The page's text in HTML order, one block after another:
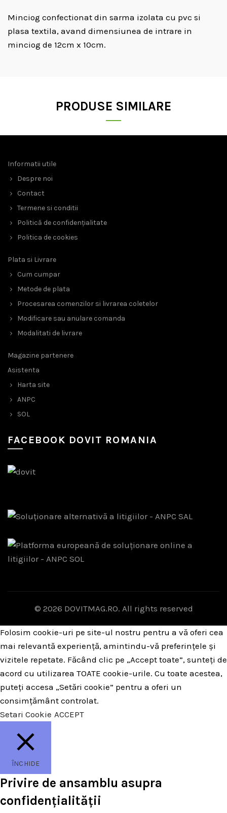
Minciog confectionat din sarma izolata cu pvc si
plasa textila, avand dimensiunea de intrare in
minciog de 12cm x 10cm.
PRODUSE SIMILARE
Informatii utile
Despre noi
Contact
Termene si conditii
Politică de confidențialitate
Politica de cookies
Plata si Livrare
Cum cumpar
Metode de plata
Procesarea comenzilor si livrarea coletelor
Modificare sau anulare comanda
Modalitati de livrare
Magazine partenere
Asistenta
Harta site
ANPC
SOL
FACEBOOK DOVIT ROMANIA
© 2026 DOVITMAG.RO. All rights reserved
Folosim cookie-uri pe site-ul nostru pentru a vă oferi cea
mai relevantă experiență, amintindu-vă preferințele și
vizitele repetate. Făcând clic pe „Accept toate”, sunteți de
acord cu utilizarea TOATE cookie-urile. Cu toate acestea,
puteți accesa „Setări cookie” pentru a oferi un
consimțământ controlat.
Setari Cookie ACCEPT
ÎNCHIDE
Privire de ansamblu asupra
confidențialității